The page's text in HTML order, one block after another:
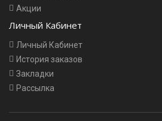
Акции
Личный Кабинет
Личный Кабинет
История заказов
Закладки
Рассылка